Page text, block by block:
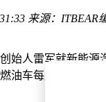
持续领跑？
能停滞，排名跌出
时间检验成效
来源：ITBEAR
始人雷军就新能
油车每月加油费